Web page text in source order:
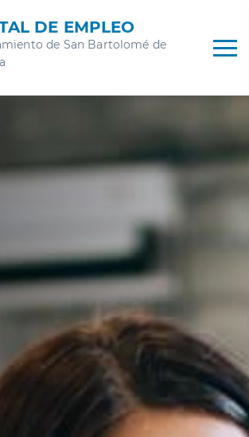
DE EMPLEO
de San Bartolomé de